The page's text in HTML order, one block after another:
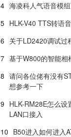
4 海凌科人气语音模
5 HLK-V40 TTS转语
6 关于LD2420调试过
7 基于W800的智能相
8 请问各位佬有没有
想参考一下
9 HLK-RM28E怎么设
LAN口接入
10 B50进入如何进入